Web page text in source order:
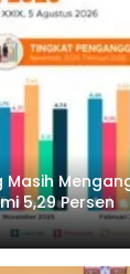
Masih
5,29 Persen